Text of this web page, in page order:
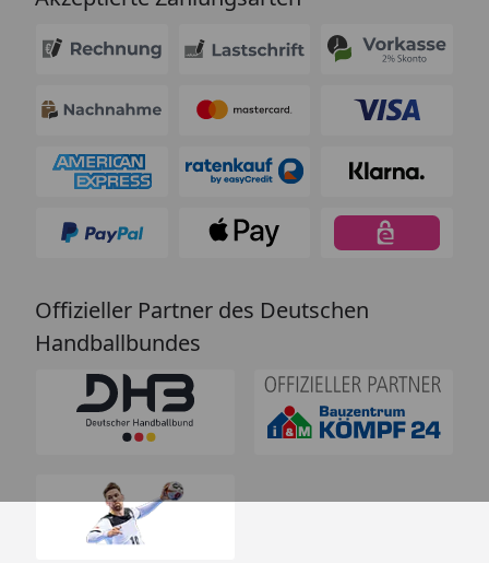
Offizieller Partner des Deutschen
Handballbundes